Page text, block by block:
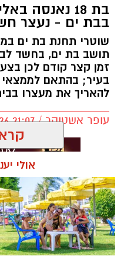
בת 18 נאנסה
בבת ים - נעצר
שוטרי תחנת בת ים
תושב בת ים, בחשד
בעיר; בהתאם
להאריך את מעצרו
עופר אשטוקר / 21:07 06.08.26
תגים:אונס בבת ים
אולי